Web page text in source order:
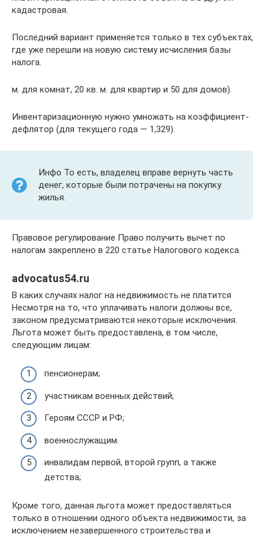
кадастровая.
Последний вариант применяется только в тех субъектах,
где уже перешли на новую систему исчисления базы
налога.
м. для комнат, 20 кв. м. для квартир и 50 для домов).
Инвентаризационную нужно умножать на коэффициент-
дефлятор (для текущего года — 1,329).
Инфо То есть, владелец вправе вернуть часть
денег, которые были потрачены на покупку
жилья.
Правовое регулирование Право получить вычет по
налогам закреплено в 220 статье Налогового кодекса.
advocatus54.ru
В каких случаях налог на недвижимость не платится
Несмотря на то, что уплачивать налоги должны все,
законом предусматриваются некоторые исключения.
Льгота может быть предоставлена, в том числе,
следующим лицам:
пенсионерам;
участникам военных действий;
Героям СССР и РФ;
военнослужащим.
инвалидам первой, второй групп, а также
детства;
Кроме того, данная льгота может предоставляться
только в отношении одного объекта недвижимости, за
исключением незавершенного строительства и